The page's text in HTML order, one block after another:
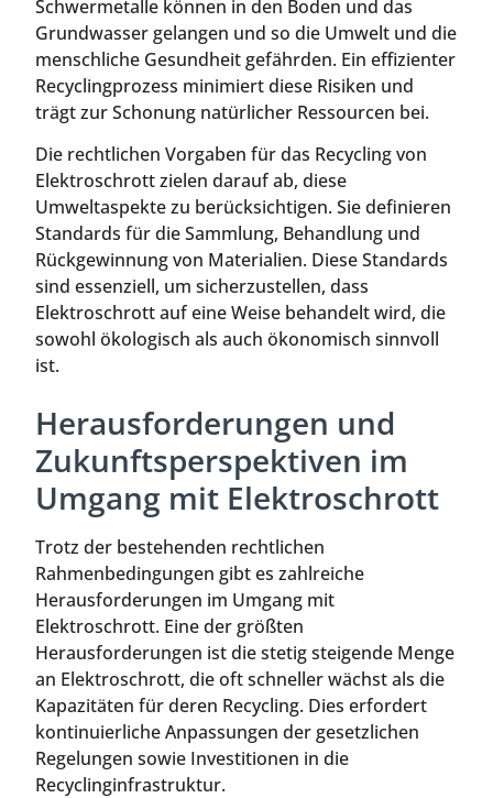
Schwermetalle können in den Boden und das
Grundwasser gelangen und so die Umwelt und die
menschliche Gesundheit gefährden. Ein effizienter
Recyclingprozess minimiert diese Risiken und
trägt zur Schonung natürlicher Ressourcen bei.
Die rechtlichen Vorgaben für das Recycling von
Elektroschrott zielen darauf ab, diese
Umweltaspekte zu berücksichtigen. Sie definieren
Standards für die Sammlung, Behandlung und
Rückgewinnung von Materialien. Diese Standards
sind essenziell, um sicherzustellen, dass
Elektroschrott auf eine Weise behandelt wird, die
sowohl ökologisch als auch ökonomisch sinnvoll
ist.
Herausforderungen und
Zukunftsperspektiven im
Umgang mit Elektroschrott
Trotz der bestehenden rechtlichen
Rahmenbedingungen gibt es zahlreiche
Herausforderungen im Umgang mit
Elektroschrott. Eine der größten
Herausforderungen ist die stetig steigende Menge
an Elektroschrott, die oft schneller wächst als die
Kapazitäten für deren Recycling. Dies erfordert
kontinuierliche Anpassungen der gesetzlichen
Regelungen sowie Investitionen in die
Recyclinginfrastruktur.